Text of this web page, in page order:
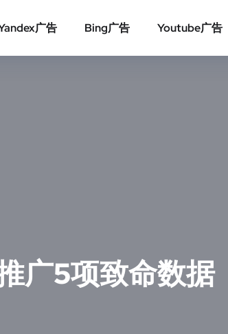
广告 Bing广告 Youtube广告
广5项致命数据